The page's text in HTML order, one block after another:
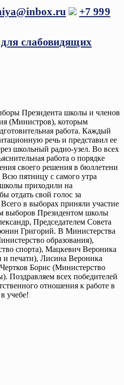
+7 999
слабовидящих
Президента школы и членов
(Министров), которым
работа. Каждый
речь и представил ее
школьный радио-узел. Во всех
работа о порядке
своего решения в бюллетени
Всю пятницу с самого утра
приходили на
отдать свой голос за
в выборах приняли участие
выборов Президентом школы
Председателем Совета
Григорий. В Министерства
образования),
спорта), Мацкевич Вероника
печати), Лисина Вероника
Борис (Министерство
Поздравляем всех победителей
отношения к работе в
учебе!